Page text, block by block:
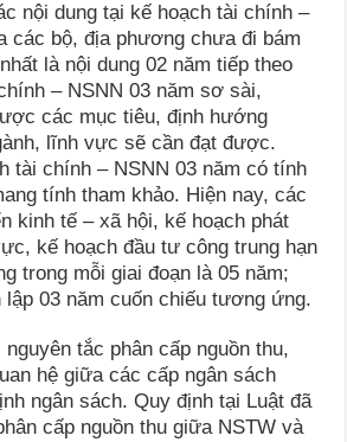
nội dung tại kế hoạch tài chính –
các bộ, địa phương chưa đi bám
là nội dung 02 năm tiếp theo
– NSNN 03 năm sơ sài,
các mục tiêu, định hướng
lĩnh vực sẽ cần đạt được.
tài chính – NSNN 03 năm có tính
tính tham khảo. Hiện nay, các
kinh tế – xã hội, kế hoạch phát
kế hoạch đầu tư công trung hạn
trong mỗi giai đoạn là 05 năm;
03 năm cuốn chiếu tương ứng.
tắc phân cấp nguồn thu,
hệ giữa các cấp ngân sách
ngân sách. Quy định tại Luật đã
cấp nguồn thu giữa NSTW và